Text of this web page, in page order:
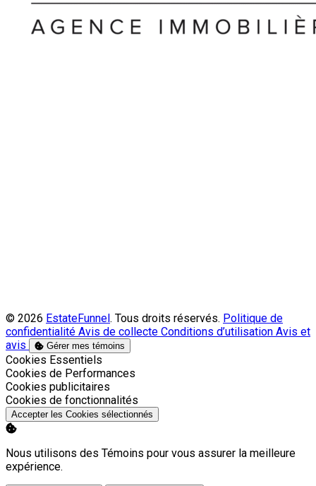
© 2026 EstateFunnel . Tous droits réservés. Politique de
confidentialité Avis de collecte Conditions d’utilisation Avis et
avis
Gérer mes témoins
Activer
Cookies Essentiels
Activer
Cookies de Performances
Activer
Cookies publicitaires
Activer
Cookies de fonctionnalités
Accepter les Cookies sélectionnés
Nous utilisons des Témoins pour vous assurer la meilleure
expérience.